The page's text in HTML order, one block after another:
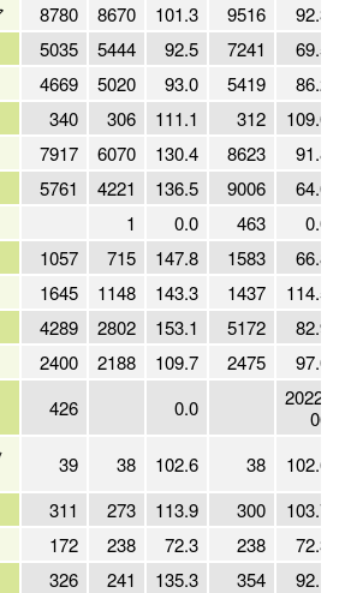
8780 8670 101.3 9516
92.3
5035 5444 92.5 7241 69.5
4669 5020 93.0 5419
86.2
340 306 111.1 312
109.0
7917 6070 130.4 8623
91.8
5761 4221 136.5 9006
64.0
1 0.0 463
0.0
1057 715 147.8 1583
66.8
1645 1148 143.3 1437
114.5
4289 2802 153.1 5172 82.9
2400 2188 109.7 2475
97.0
426 0.0
2022-
06
39 38 102.6 38 102.6
311 273 113.9 300
103.7
172 238 72.3 238
72.3
326 241 135.3 354 92.1